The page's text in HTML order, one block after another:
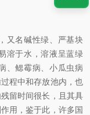
又名碱性绿、严基块
溶于水，溶液呈蓝绿
、鳃霉病、小瓜虫病
程中和存放池内，也
留时间很长，且其具
用，鉴于此，许多国